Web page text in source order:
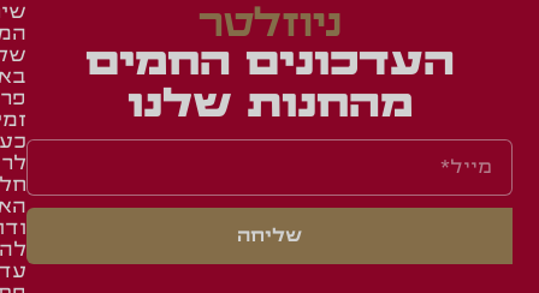
ניוזלטר
העדכונים החמים
מהחנות שלנו
שליחה